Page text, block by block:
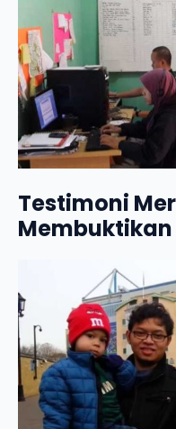
Testimoni
Membuktikan